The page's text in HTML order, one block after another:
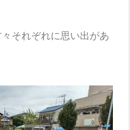
それぞれに思い出があ